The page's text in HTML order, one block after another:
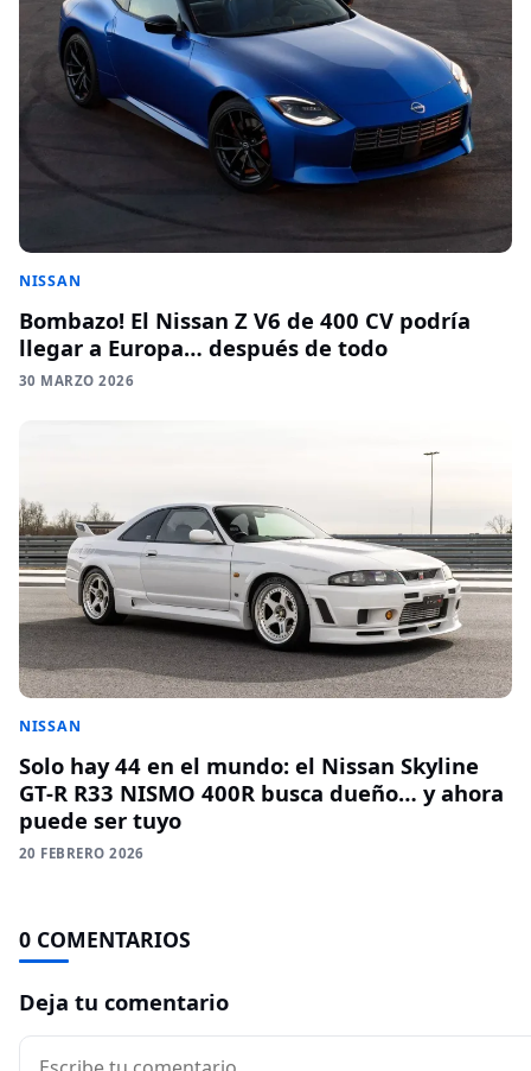
NISSAN
Bombazo! El Nissan Z V6 de 400 CV podría
llegar a Europa… después de todo
30 MARZO 2026
NISSAN
Solo hay 44 en el mundo: el Nissan Skyline
GT-R R33 NISMO 400R busca dueño… y ahora
puede ser tuyo
20 FEBRERO 2026
0 COMENTARIOS
Deja tu comentario
Comentario